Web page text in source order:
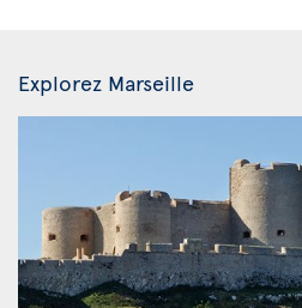
Explorez Marseille